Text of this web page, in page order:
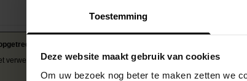
Toestemming
Deze website maakt gebruik van cookies
Om uw bezoek nog beter te maken zetten we
verwerken van deze pagina is het niet mogelijk om deze pagina te